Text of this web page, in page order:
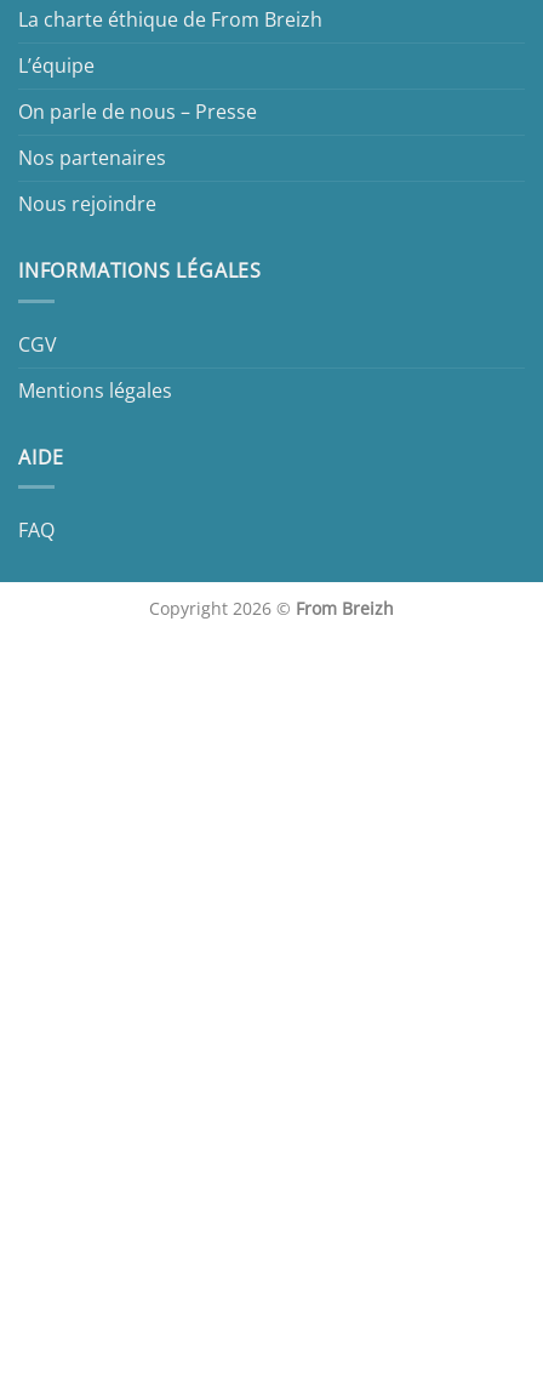
La charte éthique de From Breizh
L’équipe
On parle de nous – Presse
Nos partenaires
Nous rejoindre
INFORMATIONS LÉGALES
CGV
Mentions légales
AIDE
FAQ
Copyright 2026 © From Breizh